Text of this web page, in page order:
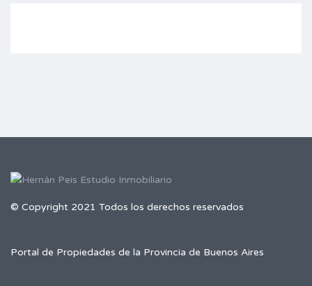
© Copyright 2021 Todos los derechos reservados
Portal de Propiedades de la Provincia de Buenos Aires